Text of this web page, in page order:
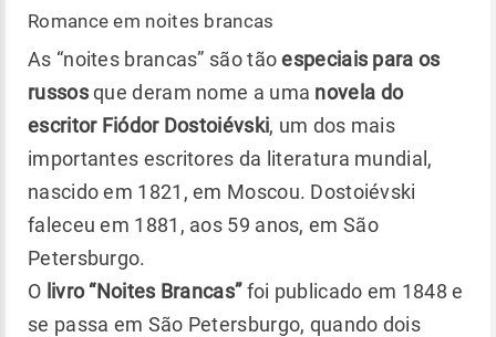
Romance em noites brancas
As “noites brancas” são tãoespeciais para os
russosque deram nome a uma novela do
escritor Fiódor Dostoiévski, um dos mais
importantes escritores da literatura mundial,
nascido em 1821, em Moscou. Dostoiévski
faleceu em 1881, aos 59 anos, em São
Petersburgo.
O livro “Noites Brancas”foi publicado em 1848 e
se passa em São Petersburgo, quando dois